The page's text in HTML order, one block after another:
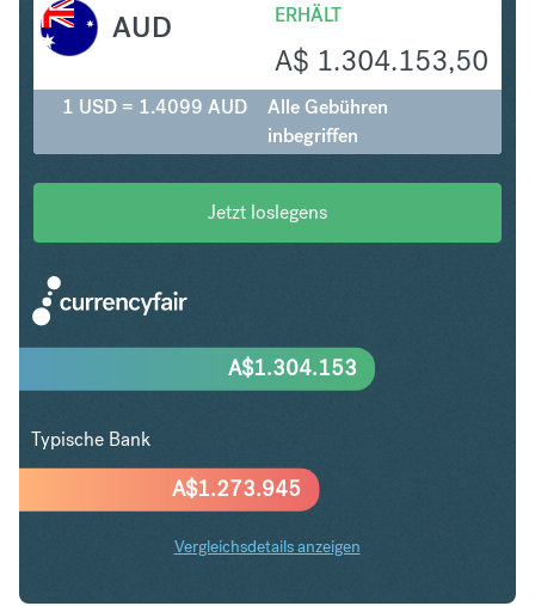
ERHÄLT
A$ 1.304.153,50
AUD
1 USD = 1.4099 AUD
Alle Gebühren
inbegriffen
Jetzt loslegens
A$1.273.945
A$1.304.153
Typische Bank
Vergleichsdetails anzeigen
USD in AUD Trends